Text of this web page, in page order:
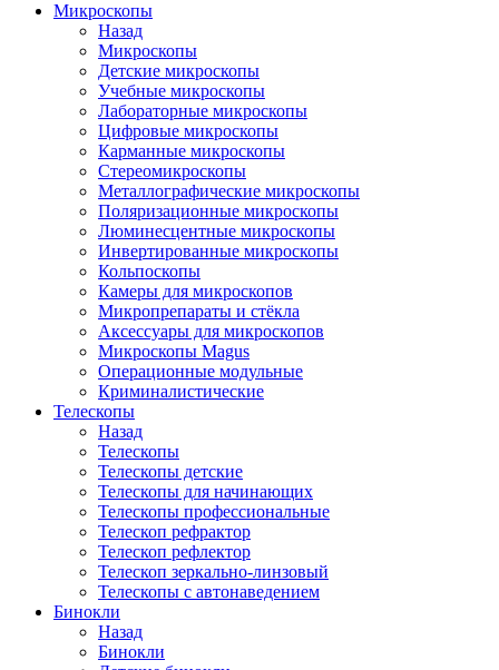
Микроскопы
Назад
Микроскопы
Детские микроскопы
Учебные микроскопы
Лабораторные микроскопы
Цифровые микроскопы
Карманные микроскопы
Стереомикроскопы
Металлографические микроскопы
Поляризационные микроскопы
Люминесцентные микроскопы
Инвертированные микроскопы
Кольпоскопы
Камеры для микроскопов
Микропрепараты и стёкла
Аксессуары для микроскопов
Микроскопы Magus
Операционные модульные
Криминалистические
Телескопы
Назад
Телескопы
Телескопы детские
Телескопы для начинающих
Телескопы профессиональные
Телескоп рефрактор
Телескоп рефлектор
Телескоп зеркально-линзовый
Телескопы с автонаведением
Бинокли
Назад
Бинокли